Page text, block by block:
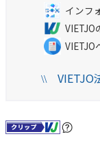
インフ
\\VIETJO